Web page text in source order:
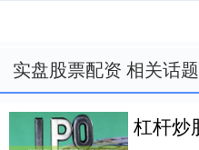
实盘股票配资 相关话题